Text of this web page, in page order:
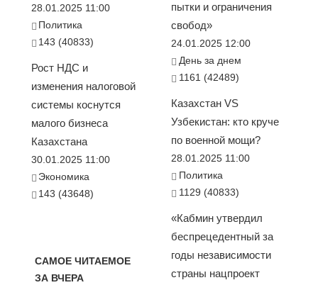
28.01.2025 11:00
Политика
143 (40833)
Рост НДС и
изменения налоговой
системы коснутся
малого бизнеса
Казахстана
30.01.2025 11:00
Экономика
143 (43648)
САМОЕ ЧИТАЕМОЕ
ЗА ВЧЕРА
пытки и ограничения
свобод»
24.01.2025 12:00
День за днем
1161 (42489)
Казахстан VS
Узбекистан: кто круче
по военной мощи?
28.01.2025 11:00
Политика
1129 (40833)
«Кабмин утвердил
беспрецедентный за
годы независимости
страны нацпроект